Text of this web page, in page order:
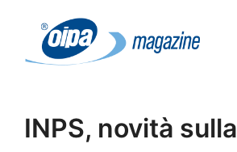
contenuto
INPS, novità sulla